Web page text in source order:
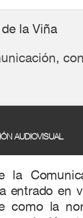
la Viña
,
AUDIOVISUAL
la
entrado en
como la